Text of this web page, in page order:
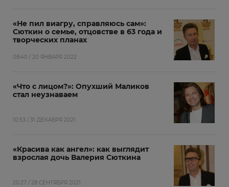
«Не пил виагру, справляюсь сам»:
Сюткин о семье, отцовстве в 63 года и
творческих планах
08:40 / 20 ЯНВАРЯ 2022
«Что с лицом?»: Опухший Маликов
стал неузнаваем
10:53 / 31 ДЕКАБРЯ 2021
«Красива как ангел»: как выглядит
взрослая дочь Валерия Сюткина
20:27 / 28 СЕНТЯБРЯ 2021